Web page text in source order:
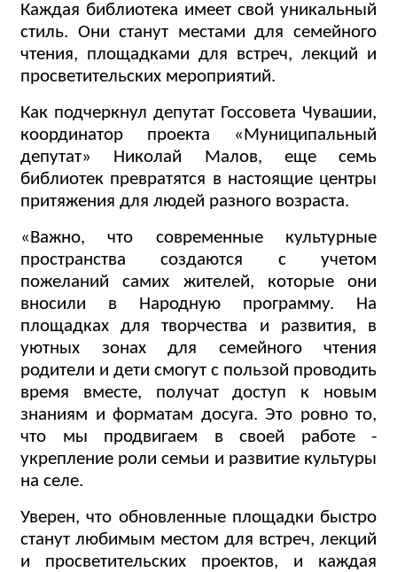
Каждая библиотека имеет свой уникальный
стиль. Они станут местами для семейного
чтения, площадками для встреч, лекций и
просветительских мероприятий.
Как подчеркнул депутат Госсовета Чувашии,
координатор проекта «Муниципальный
депутат» Николай Малов, еще семь
библиотек превратятся в настоящие центры
притяжения для людей разного возраста.
«Важно, что современные культурные
пространства создаются с учетом
пожеланий самих жителей, которые они
вносили в Народную программу. На
площадках для творчества и развития, в
уютных зонах для семейного чтения
родители и дети смогут с пользой проводить
время вместе, получат доступ к новым
знаниям и форматам досуга. Это ровно то,
что мы продвигаем в своей работе -
укрепление роли семьи и развитие культуры
на селе.
Уверен, что обновленные площадки быстро
станут любимым местом для встреч, лекций
и просветительских проектов, и каждая